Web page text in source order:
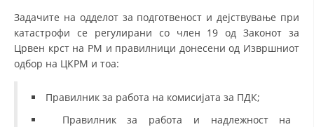
ЕДУКАТИВНО ИНФОРМАТИВНИ МАТЕРИЈАЛИ
Задачите на одделот за подготвеност и дејствување при
катастрофи се регулирани со член 19 од Законот за
Црвен крст на РМ и правилници донесени од Извршниот
одбор на ЦКРМ и тоа:
Правилник за работа на комисијата за ПДК;
Правилник за работа и надлежност на